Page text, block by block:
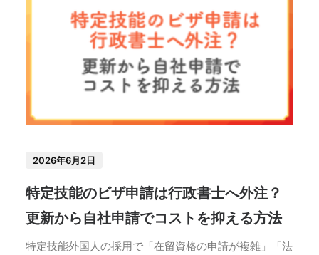
2026年6月2日
特定技能のビザ申請は行政書士へ外注？
更新から自社申請でコストを抑える方法
特定技能外国人の採用で「在留資格の申請が複雑」「法